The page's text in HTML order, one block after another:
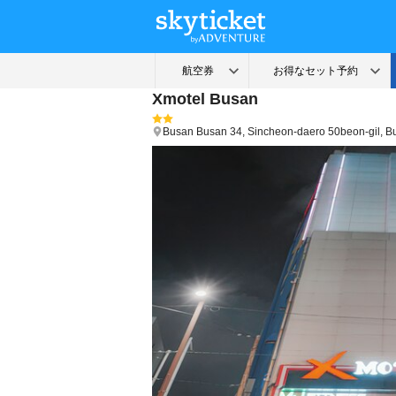
Xmotel Busan
Busan Busan 34, Sincheon-daero 50beon-gil,